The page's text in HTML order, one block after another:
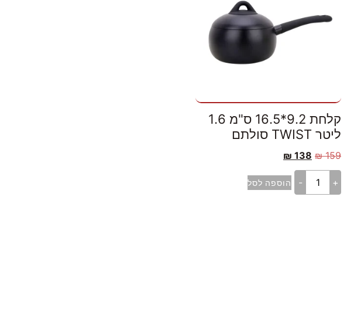
קלחת 9.2*16.5 ס"מ 1.6
ליטר TWIST סולתם
159
₪
138
₪
+
- הוספה לסל